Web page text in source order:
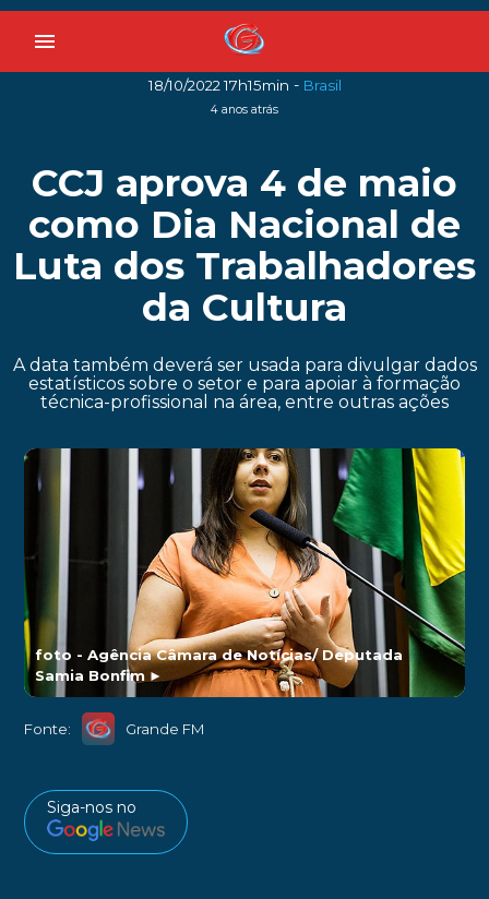
menu
18/10/2022 17h15min - Brasil
4 anos atrás
CCJ aprova 4 de maio
como Dia Nacional de
Luta dos Trabalhadores
da Cultura
A data também deverá ser usada para divulgar dados
estatísticos sobre o setor e para apoiar à formação
técnica-profissional na área, entre outras ações
foto - Agência Câmara de Notícias/ Deputada
Samia Bonfim►
Fonte: Grande FM
Siga-nos no